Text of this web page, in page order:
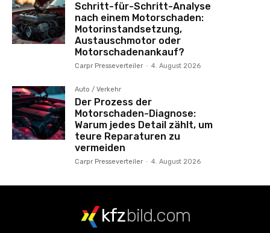
Schritt-für-Schritt-Analyse
nach einem Motorschaden:
Motorinstandsetzung,
Austauschmotor oder
Motorschadenankauf?
Carpr Presseverteiler - 4. August 2026
Auto / Verkehr
Der Prozess der
Motorschaden-Diagnose:
Warum jedes Detail zählt, um
teure Reparaturen zu
vermeiden
Carpr Presseverteiler - 4. August 2026
kfzbild.com